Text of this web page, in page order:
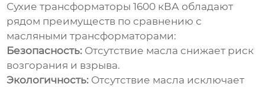
Сухие трансформаторы 1600 кВА обладают
рядом преимуществ по сравнению с
масляными трансформаторами:
Безопасность: Отсутствие масла снижает риск
возгорания и взрыва.
Экологичность: Отсутствие масла исключает